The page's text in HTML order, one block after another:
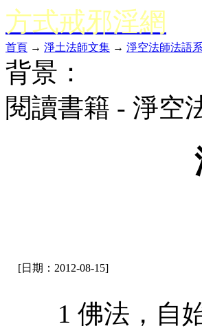
方式戒邪淫網
首頁 → 淨土法師文集 → 淨空法師法語
背景：
閱讀書籍 - 淨空
[日期：2012-08-15]
1 佛法，自始